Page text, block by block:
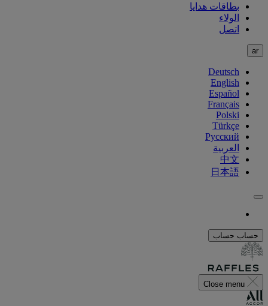
بطاقات هدايا
الولاء
اتصل
ar
Deutsch
English
Español
Français
Polski
Türkçe
Русский
العربية
中文
日本語
حساب حساب
Close menu